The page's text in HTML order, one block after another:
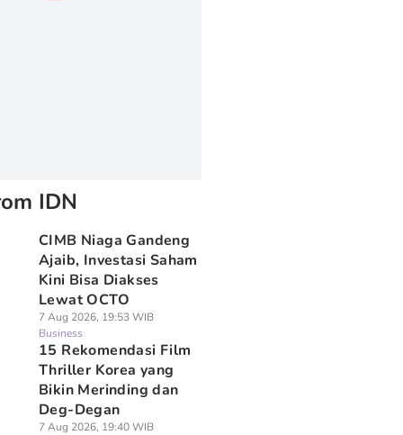
IDN
CIMB Niaga Gandeng
Ajaib, Investasi Saham
Kini Bisa Diakses
Lewat OCTO
7 Aug 2026, 19:53 WIB
Business
15 Rekomendasi Film
Thriller Korea yang
Bikin Merinding dan
Deg-Degan
7 Aug 2026, 19:40 WIB